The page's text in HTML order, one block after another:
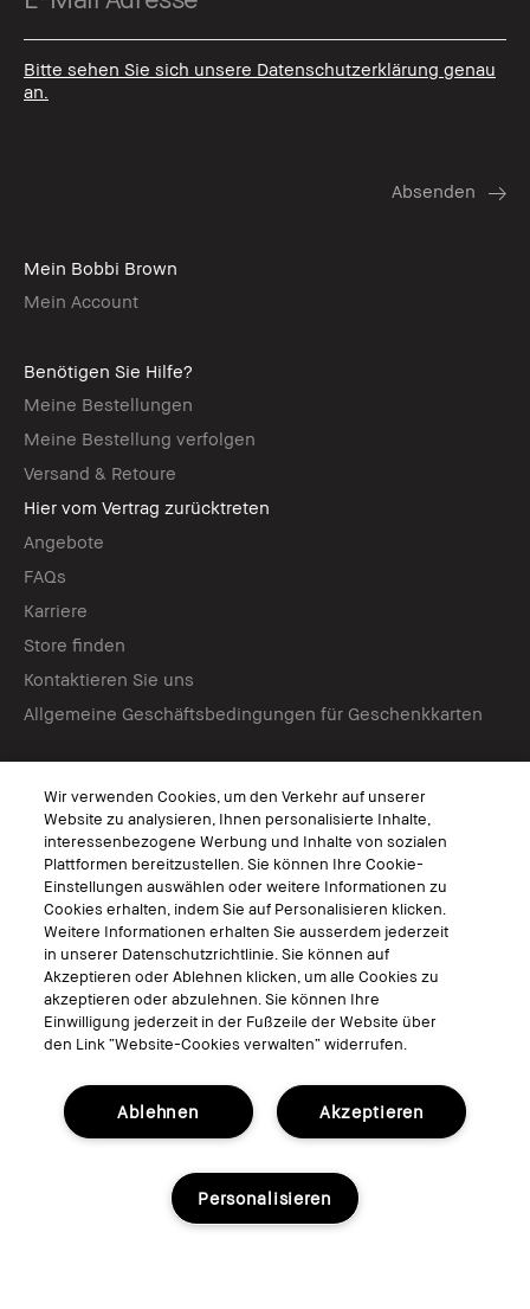
Bitte sehen Sie sich unsere Datenschutzerklärung genau
an.
Mein Bobbi Brown
Mein Account
Benötigen Sie Hilfe?
Meine Bestellungen
Meine Bestellung verfolgen
Versand & Retoure
Hier vom Vertrag zurücktreten
Angebote
FAQs
Karriere
Store finden
Kontaktieren Sie uns
Allgemeine Geschäftsbedingungen für Geschenkkarten
Virtuelle Beratungen
Bobbi Brown Live
Virtual Try-On
Folgen
Allgemeine Geschäftsbedingungen
Nutzungsbedingungen
Datenschutzerklärung
Wir verwenden Cookies, um den Verkehr auf unserer
Website zu analysieren, Ihnen personalisierte Inhalte,
interessenbezogene Werbung und Inhalte von sozialen
Plattformen bereitzustellen. Sie können Ihre Cookie-
Einstellungen auswählen oder weitere Informationen zu
Cookies erhalten, indem Sie auf Personalisieren klicken.
Weitere Informationen erhalten Sie ausserdem jederzeit
in unserer Datenschutzrichtlinie. Sie können auf
Akzeptieren oder Ablehnen klicken, um alle Cookies zu
akzeptieren oder abzulehnen. Sie können Ihre
Einwilligung jederzeit in der Fußzeile der Website über
den Link “Website-Cookies verwalten“ widerrufen.
Akzeptieren
Ablehnen
Personalisieren